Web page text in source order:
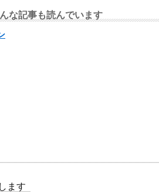
な記事も読んでいます
ます